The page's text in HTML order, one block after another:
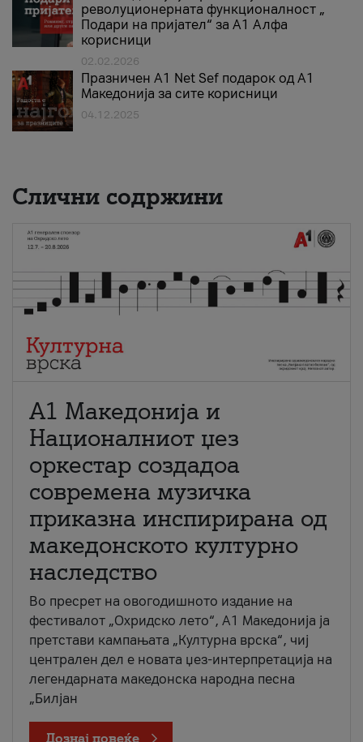
револуционерната функционалност „
Подари на пријател“ за А1 Алфа
корисници
02.02.2026
Празничен A1 Net Sеf подарок од А1
Македонија за сите корисници
04.12.2025
Слични содржини
А1 Македонија и
Националниот џез
оркестар создадоа
современа музичка
приказна инспирирана од
македонското културно
наследство
Во пресрет на овогодишното издание на
фестивалот „Охридско лето“, А1 Македонија ја
претстави кампањата „Културна врска“, чиј
централен дел е новата џез-интерпретација на
легендарната македонска народна песна
„Билјан
Дознај повеќе